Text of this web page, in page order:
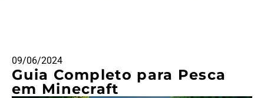
09/06/2024
Guia Completo para Pesca
em Minecraft